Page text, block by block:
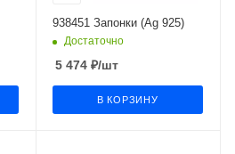
938451 Запонки (Ag 925)
Достаточно
5 474₽/шт
В КОРЗИНУ